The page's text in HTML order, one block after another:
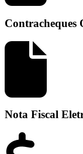
Contracheques
Nota Fiscal